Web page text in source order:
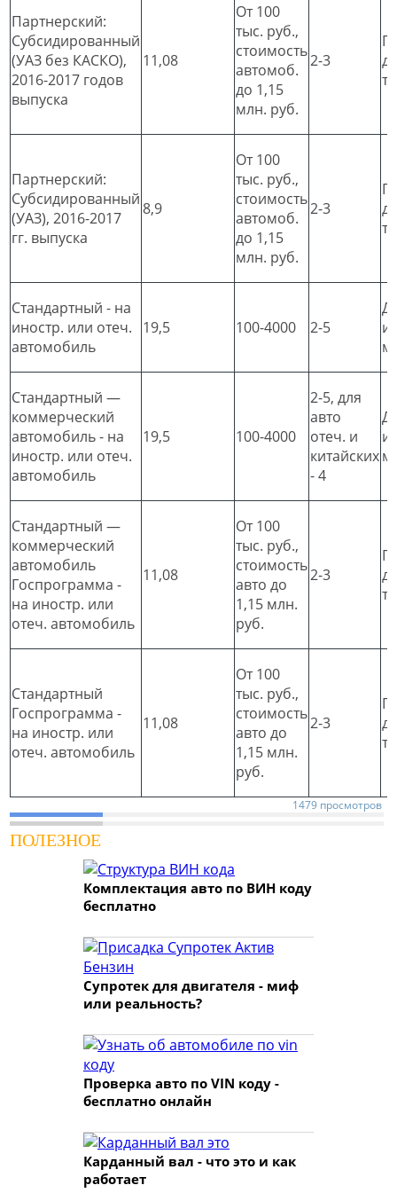
Партнерский:
Субсидированный
(УАЗ без КАСКО),
2016-2017 годов
выпуска
11,08
От 100
тыс. руб.,
стоимость
автомоб.
до 1,15
млн. руб.
2-3
Партнерский:
Субсидированный
(УАЗ), 2016-2017
гг. выпуска
8,9
От 100
тыс. руб.,
стоимость
автомоб.
до 1,15
млн. руб.
2-3
Стандартный - на
иностр. или отеч.
автомобиль
19,5 100-4000 2-5
Стандартный —
коммерческий
автомобиль - на
иностр. или отеч.
автомобиль
19,5 100-4000
2-5, для
авто
отеч. и
китайских
- 4
Стандартный —
коммерческий
автомобиль
Госпрограмма -
на иностр. или
отеч. автомобиль
11,08
От 100
тыс. руб.,
стоимость
авто до
1,15 млн.
руб.
2-3
Стандартный
Госпрограмма -
на иностр. или
отеч. автомобиль
11,08
От 100
тыс. руб.,
стоимость
авто до
1,15 млн.
руб.
2-3
1479 просмотров
ПОЛЕЗНОЕ
Комплектация авто по ВИН коду
бесплатно
Супротек для двигателя - миф
или реальность?
Проверка авто по VIN коду -
бесплатно онлайн
Карданный вал - что это и как
работает